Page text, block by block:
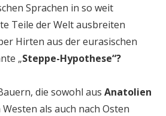
Sprachen in so weit
Teile der Welt ausbreiten
Hirten aus der eurasischen
„Steppe-Hypothese“?
die sowohl aus Anatolien
Westen als auch nach Osten